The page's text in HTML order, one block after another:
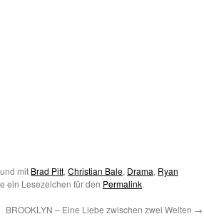
mit Brad Pitt, Christian Bale, Drama, Ryan
ein Lesezeichen für den Permalink.
BROOKLYN – Eine Liebe zwischen zwei Welten →